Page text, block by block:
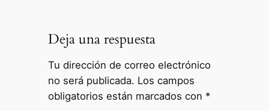
Deja una respuesta
Tu dirección de correo electrónico
no será publicada. Los campos
obligatorios están marcados con *